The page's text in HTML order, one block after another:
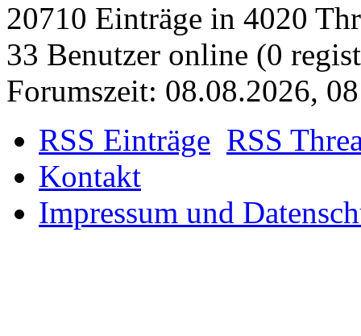
20710 Einträge in 4020
33 Benutzer online (0
Forumszeit: 08.08.2026,
RSS Einträge RSS
Kontakt
Impressum und